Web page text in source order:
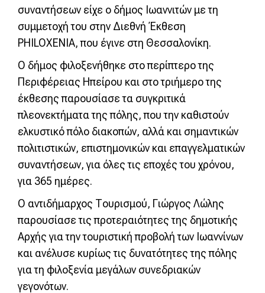
συναντήσεων είχε ο δήμος Ιωαννιτών με τη
συμμετοχή του στην Διεθνή Έκθεση
PHILOXENIA, που έγινε στη Θεσσαλονίκη.
Ο δήμος φιλοξενήθηκε στο περίπτερο της
Περιφέρειας Ηπείρου και στο τριήμερο της
έκθεσης παρουσίασε τα συγκριτικά
πλεονεκτήματα της πόλης, που την καθιστούν
ελκυστικό πόλο διακοπών, αλλά και σημαντικών
πολιτιστικών, επιστημονικών και επαγγελματικών
συναντήσεων, για όλες τις εποχές του χρόνου,
για 365 ημέρες.
Ο αντιδήμαρχος Τουρισμού, Γιώργος Λώλης
παρουσίασε τις προτεραιότητες της δημοτικής
Αρχής για την τουριστική προβολή των Ιωαννίνων
και ανέλυσε κυρίως τις δυνατότητες της πόλης
για τη φιλοξενία μεγάλων συνεδριακών
γεγονότων.